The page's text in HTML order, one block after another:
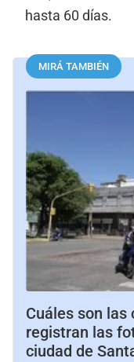
hasta 60 días.
MIRÁ TAMBIÉN
Cuáles son
registran las
ciudad de